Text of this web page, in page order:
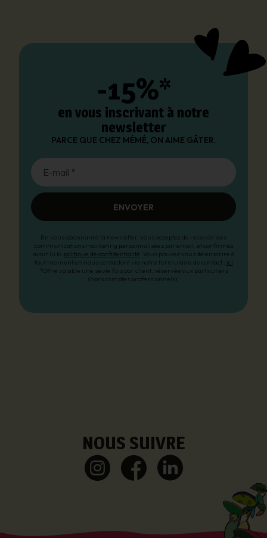
-15%*
en vous inscrivant à notre
newsletter
PARCE QUE CHEZ MÉMÉ, ON AIME GÂTER.
E-mail *
ENVOYER
En vous abonnant à la newsletter, vous acceptez de recevoir des
communications marketing personnalisées par email, et confirmez
avoir lu la politique de confidentialité . Vous pouvez vous désinscrire à
tout moment en nous contactant via notre formulaire de contact : ici
*Offre valable une seule fois par client, réservée aux particuliers
(hors comptes professionnels).
NOUS SUIVRE